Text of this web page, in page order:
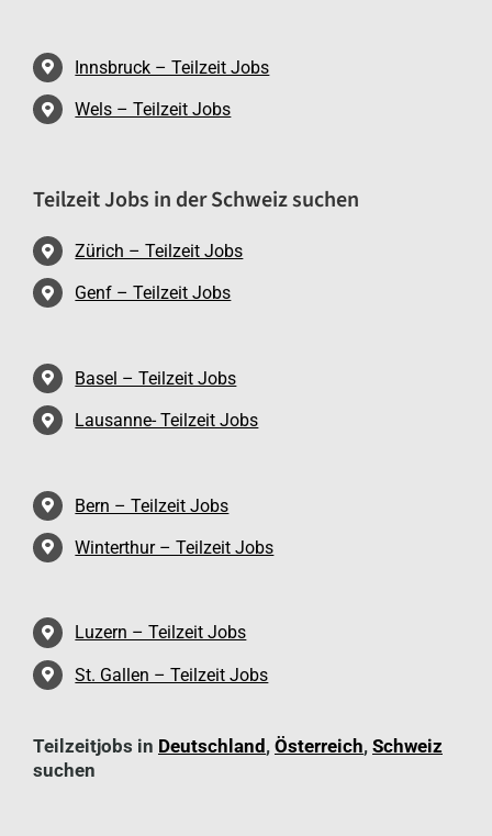
Innsbruck – Teilzeit Jobs
Wels – Teilzeit Jobs
Teilzeit Jobs in der Schweiz suchen
Zürich – Teilzeit Jobs
Genf – Teilzeit Jobs
Basel – Teilzeit Jobs
Lausanne- Teilzeit Jobs
Bern – Teilzeit Jobs
Winterthur – Teilzeit Jobs
Luzern – Teilzeit Jobs
St. Gallen – Teilzeit Jobs
Teilzeitjobs in Deutschland , Österreich, Schweiz
suchen